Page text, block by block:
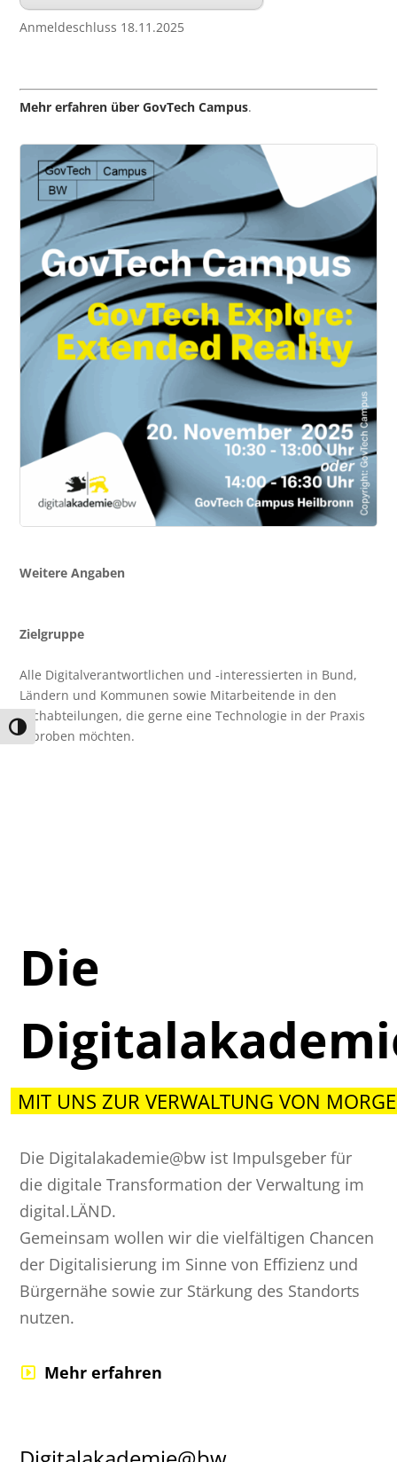
Umschalten auf hohe Kontraste
Anmeldeschluss 18.11.2025
Mehr erfahren über GovTech Campus.
Weitere Angaben
Zielgruppe
Alle Digitalverantwortlichen und -interessierten in Bund,
Ländern und Kommunen sowie Mitarbeitende in den
Fachabteilungen, die gerne eine Technologie in der Praxis
erproben möchten.
Die
MIT UNS ZUR VERWALTUNG VON
Die Digitalakademie@bw ist Impulsgeber für
die digitale Transformation der Verwaltung im
digital.LÄND.
Gemeinsam wollen wir die vielfältigen Chancen
der Digitalisierung im Sinne von Effizienz und
Bürgernähe sowie zur Stärkung des Standorts
nutzen.
Mehr erfahren